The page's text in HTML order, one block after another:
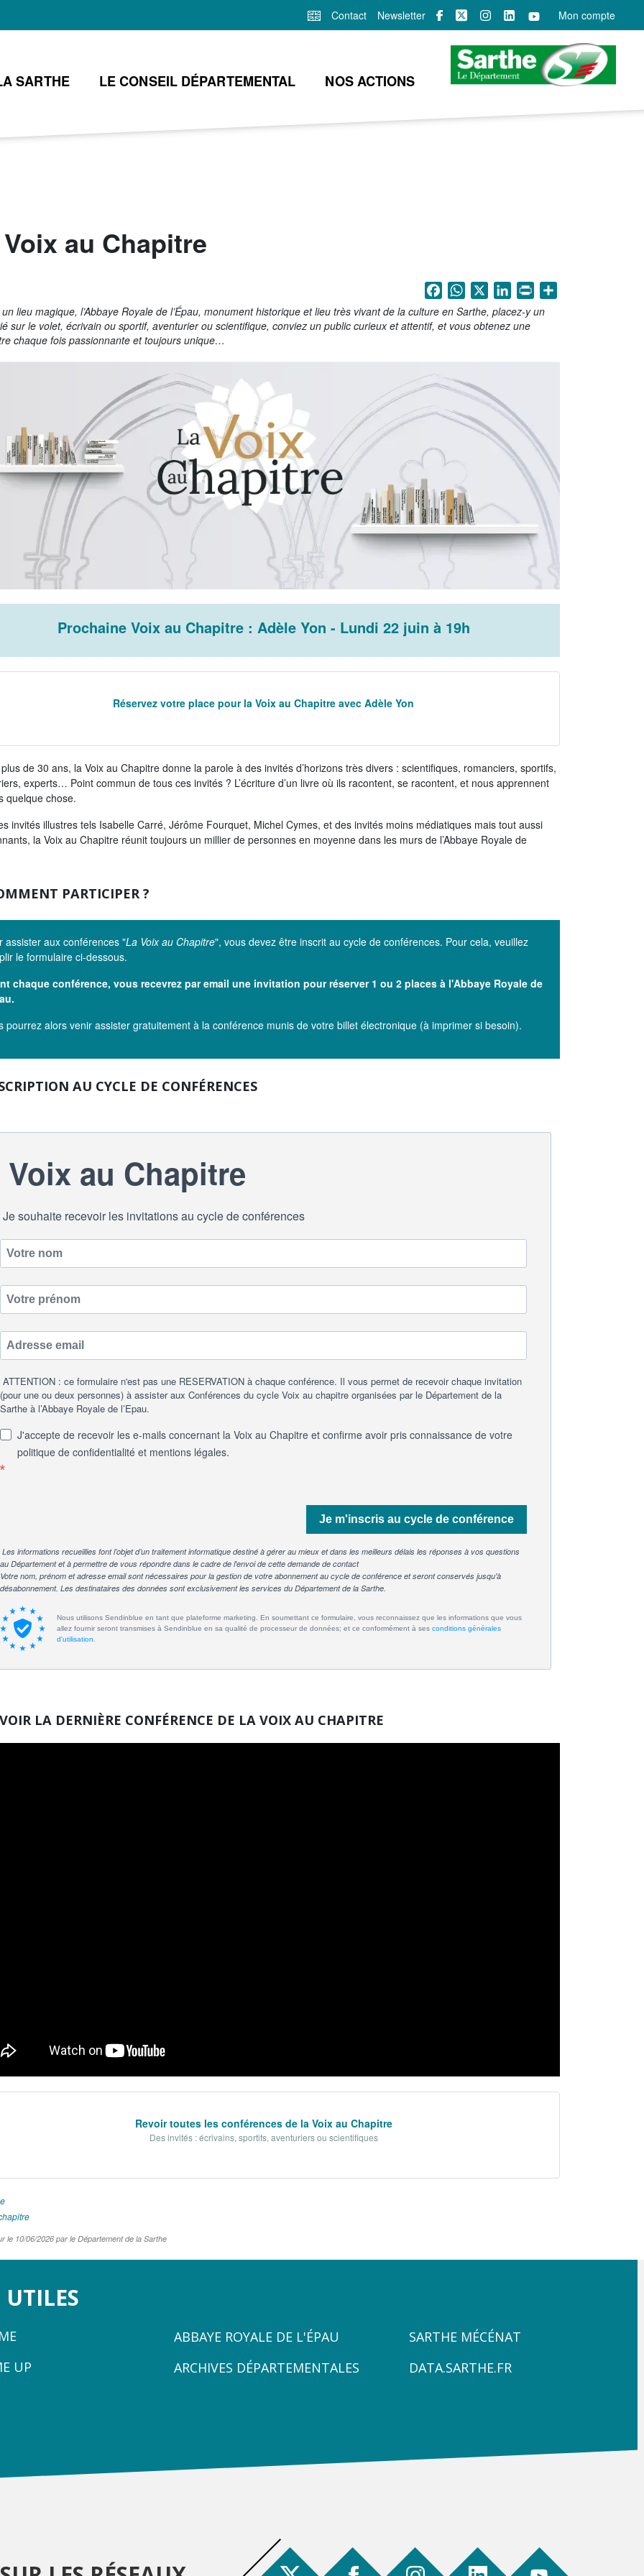
Contact Newsletter Mon compte
SARTHE LE CONSEIL DÉPARTEMENTAL NOS ACTIONS
au Chapitre
FacebookWhatsApp
X LinkedIn
Print
lieu magique, l’Abbaye Royale de l’Épau, monument historique et lieu très vivant de la culture en Sarthe, placez-y un
sur le volet, écrivain ou sportif, aventurier ou scientifique, conviez un public curieux et attentif, et vous obtenez une
chaque fois passionnante et toujours unique…
Prochaine Voix au Chapitre : Adèle Yon - Lundi 22 juin à 19h
Réservez votre place pour la Voix au Chapitre avec Adèle Yon
de 30 ans, la Voix au Chapitre donne la parole à des invités d’horizons très divers : scientifiques, romanciers, sportifs,
experts… Point commun de tous ces invités ? L’écriture d’un livre où ils racontent, se racontent, et nous apprennent
quelque chose.
invités illustres tels Isabelle Carré, Jérôme Fourquet, Michel Cymes, et des invités moins médiatiques mais tout aussi
la Voix au Chapitre réunit toujours un millier de personnes en moyenne dans les murs de l’Abbaye Royale de
PARTICIPER ?
assister aux conférences "La Voix au Chapitre", vous devez être inscrit au cycle de conférences. Pour cela, veuillez
le formulaire ci-dessous.
chaque conférence, vous recevrez par email une invitation pour réserver 1 ou 2 places à l'Abbaye Royale de
pourrez alors venir assister gratuitement à la conférence munis de votre billet électronique (à imprimer si besoin).
AU CYCLE DE CONFÉRENCES
Voix au Chapitre
Je souhaite recevoir les invitations au cycle de conférences
ATTENTION : ce formulaire n'est pas une RESERVATION à chaque conférence. Il vous permet de recevoir chaque invitation
(pour une ou deux personnes) à assister aux Conférences du cycle Voix au chapitre organisées par le Département de la
Sarthe à l’Abbaye Royale de l’Epau.
J'accepte de recevoir les e-mails concernant la Voix au Chapitre et confirme avoir pris connaissance de votre
politique de confidentialité et mentions légales.
Je m'inscris au cycle de conférence
Les informations recueillies font l’objet d’un traitement informatique destiné à gérer au mieux et dans les meilleurs délais les réponses à vos questions
au Département et à permettre de vous répondre dans le cadre de l'envoi de cette demande de contact
Votre nom, prénom et adresse email sont nécessaires pour la gestion de votre abonnement au cycle de conférence et seront conservés jusqu'à
désabonnement. Les destinataires des données sont exclusivement les services du Département de la Sarthe.
Nous utilisons Sendinblue en tant que plateforme marketing. En soumettant ce formulaire, vous reconnaissez que les informations que vous
allez fournir seront transmises à Sendinblue en sa qualité de processeur de données; et ce conformément à ses conditions générales
d'utilisation
LA DERNIÈRE CONFÉRENCE DE LA VOIX AU CHAPITRE
Revoir toutes les conférences de la Voix au Chapitre
Des invités : écrivains, sportifs, aventuriers ou scientifiques
le 10/06/2026 par le Département de la Sarthe
UP
ZONE
3
ABBAYE ROYALE DE L'ÉPAU
ARCHIVES DÉPARTEMENTALES
ZONE
4
SARTHE MÉCÉNAT
DATA.SARTHE.FR